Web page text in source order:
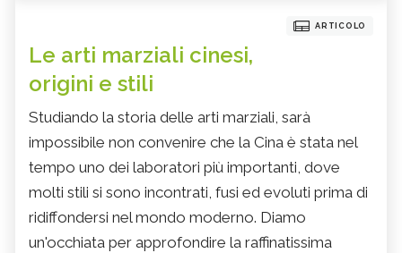
ARTICOLO
Le arti marziali cinesi,
origini e stili
Studiando la storia delle arti marziali, sarà
impossibile non convenire che la Cina è stata nel
tempo uno dei laboratori più importanti, dove
molti stili si sono incontrati, fusi ed evoluti prima di
ridiffondersi nel mondo moderno. Diamo
un'occhiata per approfondire la raffinatissima